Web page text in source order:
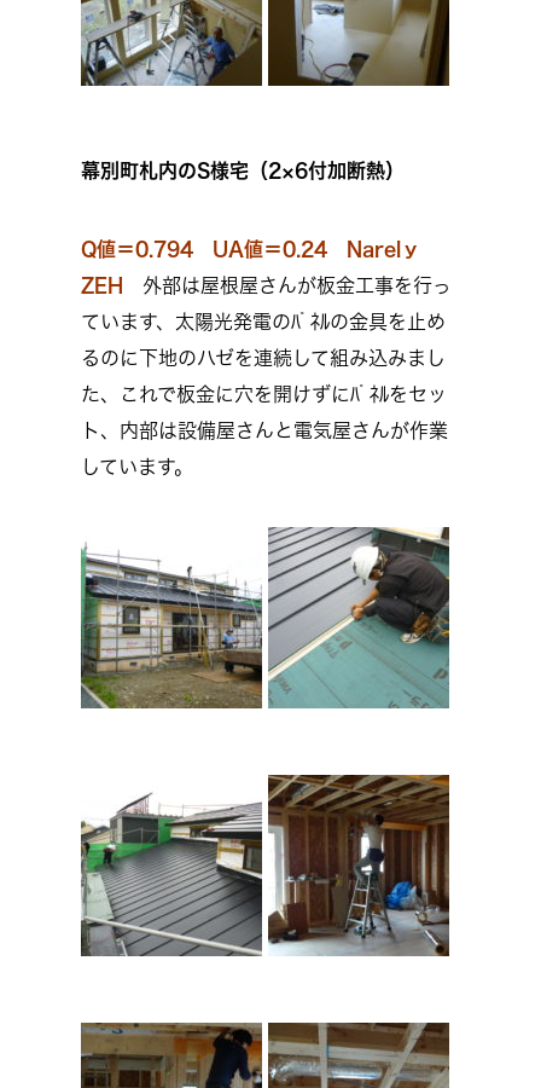
幕別町札内のS様宅（2×6付加断熱）
Q値＝0.794 UA値＝0.24 Narelｙ
ZEH
外部は屋根屋さんが板金工事を行っ
ています、太陽光発電のﾊﾟﾈﾙの金具を止め
るのに下地のハゼを連続して組み込みまし
た、これで板金に穴を開けずにﾊﾟﾈﾙをセッ
ト、内部は設備屋さんと電気屋さんが作業
しています。